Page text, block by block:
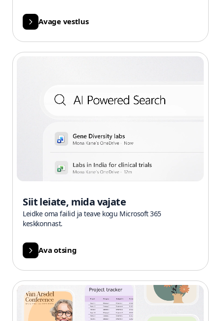
Avage vestlus
Siit leiate, mida vajate
Leidke oma failid ja teave kogu Microsoft 365
keskkonnast.
Ava otsing